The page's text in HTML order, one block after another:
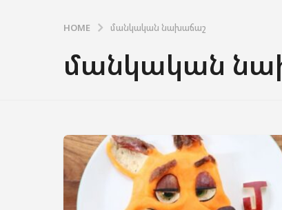
HOME մանկական նախաճաշ
մանկական